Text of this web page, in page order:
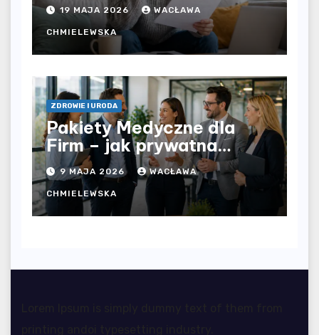
kosztownych błędów?
19 MAJA 2026 WACŁAWA
CHMIELEWSKA
ZDROWIE I URODA
Pakiety Medyczne dla
Firm – jak prywatna
opieka zdrowotna
wpływa na jakość
współpracy w
organizacji?
9 MAJA 2026 WACŁAWA
CHMIELEWSKA